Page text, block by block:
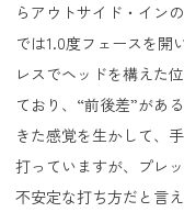
らアウトサイド・イン
では1.0度フェースを開
レスでヘッドを構えた
ており、“前後差”があ
きた感覚を生かして、
打っていますが、プレ
不安定な打ち方だと言